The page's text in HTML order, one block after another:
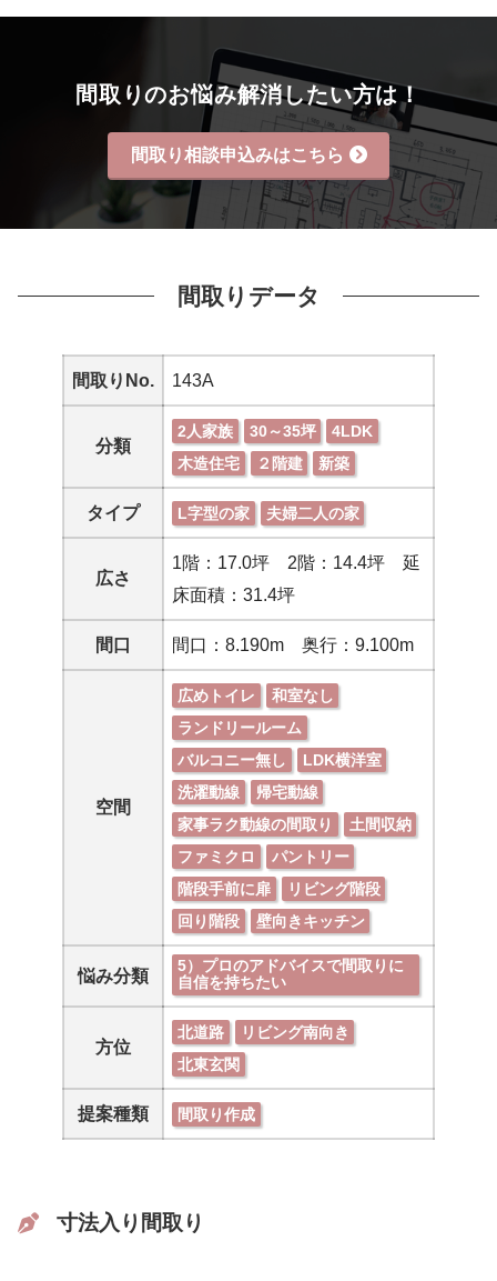
間取りのお悩み解消したい方は！
間取り相談申込みはこちら
間取りデータ
間取りNo. 143A
分類
2人家族 30～35坪
4LDK
木造住宅
２階建 新築
タイプ L字型の家 夫婦二人の家
広さ
1階：17.0坪 2階：14.4坪 延
床面積：31.4坪
間口 間口：8.190m 奥行：9.100m
空間
広めトイレ
和室なし
ランドリールーム
バルコニー無し
LDK横洋室
洗濯動線
帰宅動線
家事ラク動線の間取り
土間収納
ファミクロ
パントリー
階段手前に扉
リビング階段
回り階段
壁向きキッチン
悩み分類
5）プロのアドバイスで間取りに
自信を持ちたい
方位
北道路
リビング南向き
北東玄関
提案種類 間取り作成
寸法入り間取り